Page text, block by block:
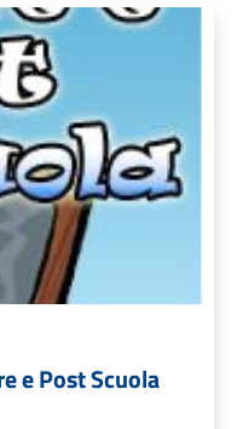
e Post Scuola